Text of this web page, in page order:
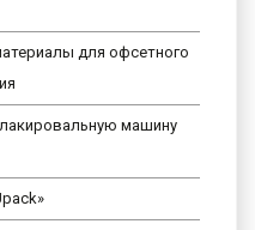
для офсетного
машину